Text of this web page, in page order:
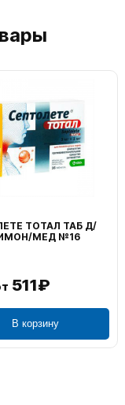
ГЕЛЬ НАРУЖ
804₽
В корзину